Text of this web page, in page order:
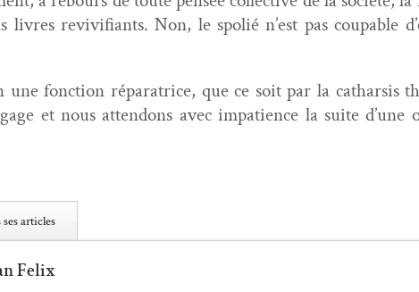
livres reviv­i­fi­ants. Non, le spolié n’est pas coupable
fonc­tion répara­trice, que ce soit par la cathar­sis
et nous atten­dons avec impa­tience la suite
ses articles
Felix